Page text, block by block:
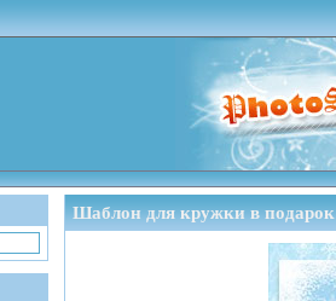
Шаблон для кружки в